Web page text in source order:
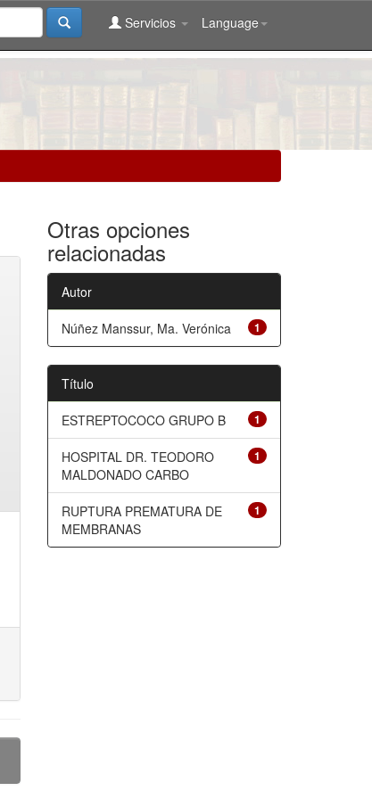
Language
Servicios
Otras opciones
relacionadas
Autor
1
Núñez Manssur, Ma. Verónica
Título
1
ESTREPTOCOCO GRUPO B
1
HOSPITAL DR. TEODORO
MALDONADO CARBO
1
RUPTURA PREMATURA DE
MEMBRANAS